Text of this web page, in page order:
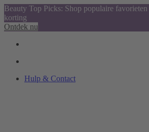
Beauty Top Picks: Shop populaire favorieten
korting
Ontdek nu
Hulp & Contact